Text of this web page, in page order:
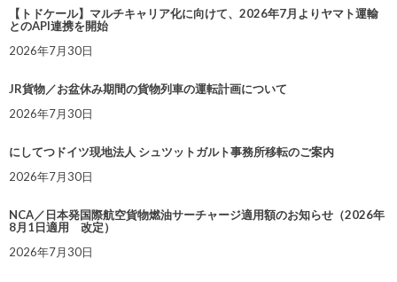
【トドケール】マルチキャリア化に向けて、2026年7月よりヤマト運輸
とのAPI連携を開始
2026年7月30日
JR貨物／お盆休み期間の貨物列車の運転計画について
2026年7月30日
にしてつドイツ現地法人 シュツットガルト事務所移転のご案内
2026年7月30日
NCA／日本発国際航空貨物燃油サーチャージ適用額のお知らせ（2026年
8月1日適用 改定）
2026年7月30日